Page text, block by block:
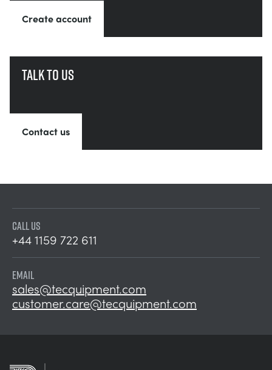
Create account
Talk to us
Contact us
CALL US
+44 1159 722 611
EMAIL
sales@tecquipment.com
customer.care@tecquipment.com